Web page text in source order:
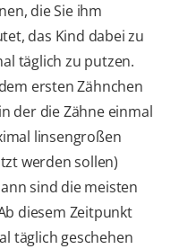
die Sie ihm
das Kind dabei zu
täglich zu putzen.
ersten Zähnchen
der die Zähne einmal
linsengroßen
werden sollen)
sind die meisten
diesem Zeitpunkt
täglich geschehen